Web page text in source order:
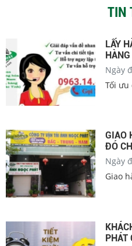
TIN
LẤY
Ngày
Tối
GIAO
ĐÓ
Ngày
Giao
PHÁT